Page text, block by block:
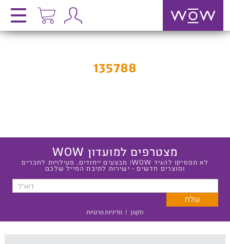
135788
מצטרפים למועדון WOW
לא תפסיקו להגיד WOW! מבצעים ייחודים, פעילויות לחברים
ומוצרים חדשים - ישירות לתיבת המייל שלכם
תקנון | מדיניות פרטיות